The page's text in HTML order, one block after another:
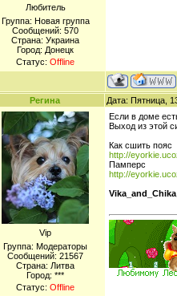
Любитель
Группа: Новая группа
Сообщений: 570
Страна: Украина
Город: Донецк
Статус: Offline
Регина Дата: Пятница,
Viр
Группа: Модераторы
Сообщений: 21567
Страна: Литва
Город: ***
Статус: Offline
Если в доме
Выход из этой
Как сшить пояс
http://
Памперс
http://
Vika_and_Chika